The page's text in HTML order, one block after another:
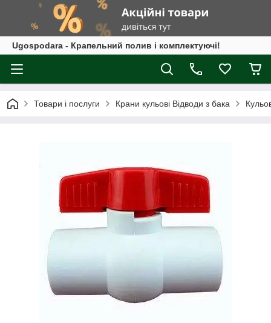
Ugospodara - Крапельний полив і комплектуючі!
Товари і послуги Крани кульові Відводи з бака